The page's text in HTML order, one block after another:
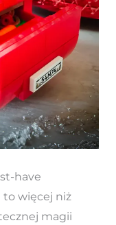
have
to więcej niż
magii